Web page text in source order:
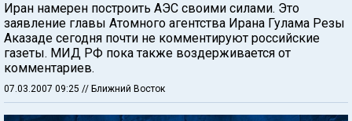
Иран намерен построить АЭС своими силами. Это
заявление главы Атомного агентства Ирана Гулама Резы
Аказаде сегодня почти не комментируют российские
газеты. МИД РФ пока также воздерживается от
комментариев.
07.03.2007 09:25 // Ближний Восток